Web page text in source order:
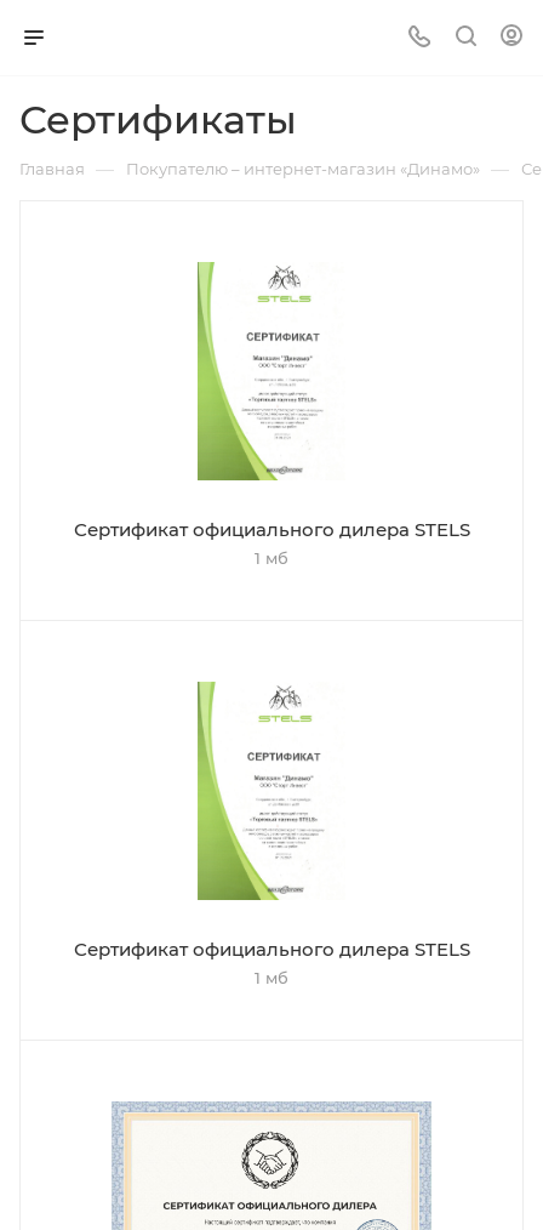
Сертификаты
Главная — Покупателю – интернет-магазин «Динамо» —
Сертификат официального дилера STELS
1 мб
Сертификат официального дилера STELS
1 мб